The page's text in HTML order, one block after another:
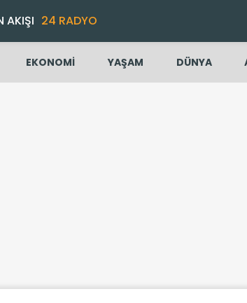
AKIŞI 24 RADYO
EKONOMİ YAŞAM DÜNYA